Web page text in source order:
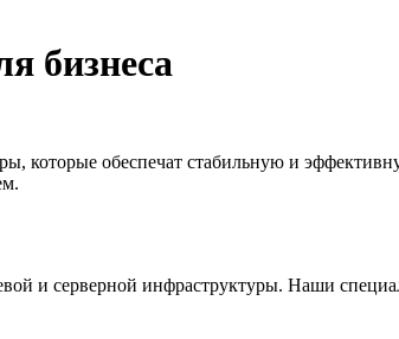
бизнеса
которые обеспечат стабильную и
и серверной инфраструктуры. Наши